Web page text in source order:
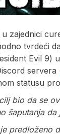
zajednici
tvrdeći
Evil 9)
servera
statusu
bio da se
šaputanja
predloženo